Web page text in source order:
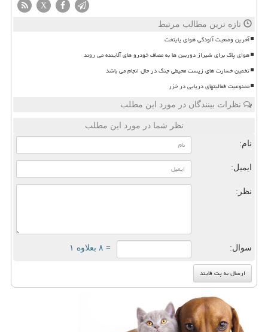
X
تازه ترین مطالب مرتبط
آخرین وضعیت آلودگی هوای پایتخت
هوای پاک برای شیراز دوربین ها به مصاف خودرو های آلاینده می روند
تخمین خسارت های زیست محیطی جنگ در حال انجام می باشد
ممنوعیت فعالیتهای دریایی در خزر
نظرات بینندگان در مورد این مطلب
نظر شما در مورد این مطلب
نام:
ایمیل:
نظر:
سوال: = ۸ بعلاوه ۱